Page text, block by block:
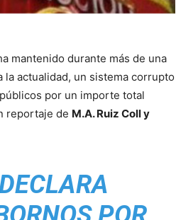
mantenido durante más de una
la actualidad, un sistema corrupto
por un importe total
reportaje de M.A. Ruiz Coll y